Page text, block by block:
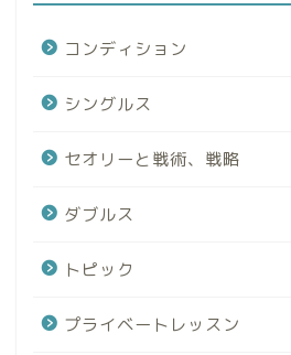
コンディション
シングルス
セオリーと戦術、戦略
ダブルス
トピック
プライベートレッスン